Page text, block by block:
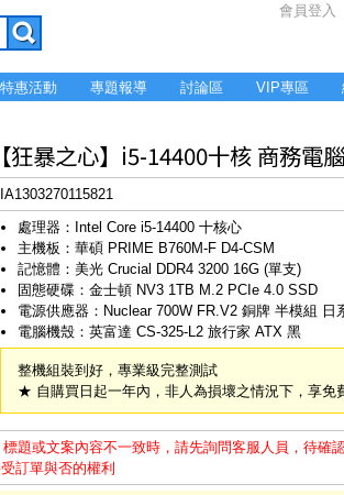
會員登入
特惠活動 專題報導 討論區 VIP專區
狂暴之心】i5-14400十核 商務電
IA1303270115821
處理器：Intel Core i5-14400 十核心
主機板：華碩 PRIME B760M-F D4-CSM
記憶體：美光 Crucial DDR4 3200 16G (單支)
固態硬碟：金士頓 NV3 1TB M.2 PCIe 4.0 SSD
電源供應器：Nuclear 700W FR.V2 銅牌 半模組 日
電腦機殼：英富達 CS-325-L2 旅行家 ATX 黑
整機組裝到好，專業級完整測試
★ 自購買日起一年內，非人為損壞之情況下，享免
題或文案內容不一致時，請先詢問客服人員，待確
訂單與否的權利